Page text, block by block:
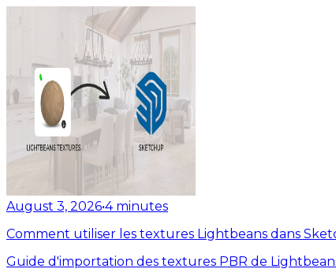
August 3, 2026•4 minutes
Comment utiliser les textures Lightbeans dans
Guide d'importation des textures PBR de